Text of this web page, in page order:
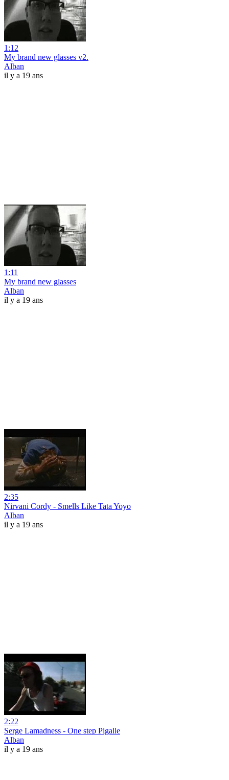
1:12
My brand new glasses v2.
Alban
il y a 19 ans
1:11
My brand new glasses
Alban
il y a 19 ans
2:35
Nirvani Cordy - Smells Like Tata Yoyo
Alban
il y a 19 ans
2:22
Serge Lamadness - One step Pigalle
Alban
il y a 19 ans